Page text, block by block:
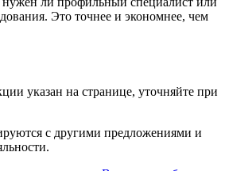
Это точнее и экономнее, чем
указан на странице, уточняйте при
с другими предложениями и